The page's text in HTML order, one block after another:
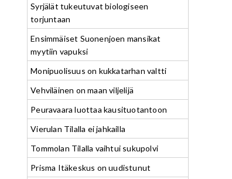
Syrjälät tukeutuvat biologiseen
torjuntaan
Ensimmäiset Suonenjoen mansikat
myytiin vapuksi
Monipuolisuus on kukkatarhan valtti
Vehviläinen on maan viljelijä
Peuravaara luottaa kausituotantoon
Vierulan Tilalla ei jahkailla
Tommolan Tilalla vaihtui sukupolvi
Prisma Itäkeskus on uudistunut